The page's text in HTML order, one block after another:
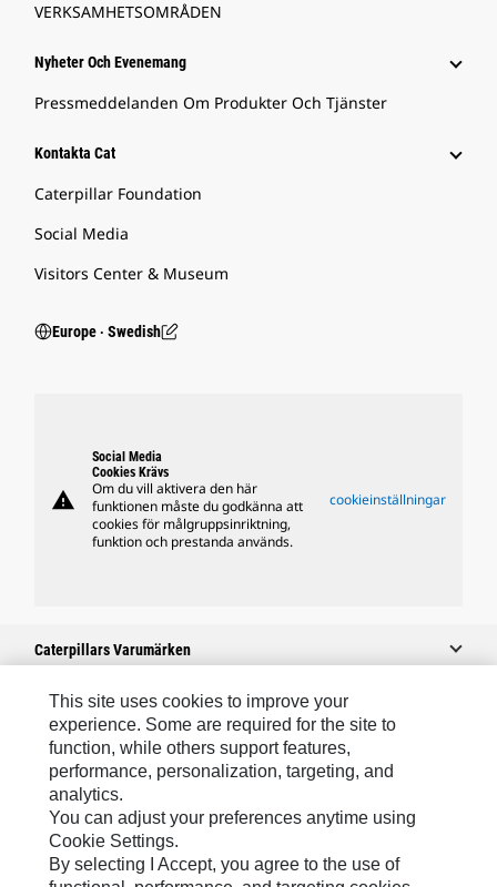
VERKSAMHETSOMRÅDEN
Nyheter Och Evenemang
Pressmeddelanden Om Produkter Och Tjänster
Kontakta Cat
Caterpillar Foundation
Social Media
Visitors Center & Museum
Europe ‧ Swedish
warning
Social Media
Cookies Krävs
Om du vill aktivera den här
funktionen måste du godkänna att
cookies för målgruppsinriktning,
funktion och prestanda används.
cookieinställningar
Caterpillars Varumärken
Caterpillar.com
Kontakta Caterpillar
Mina Marknadsföringspreferenser
Platskarta
Cookie Settings
This site uses cookies to improve your
experience. Some are required for the site to
function, while others support features,
performance, personalization, targeting, and
analytics.
You can adjust your preferences anytime using
Cookie Settings.
By selecting I Accept, you agree to the use of